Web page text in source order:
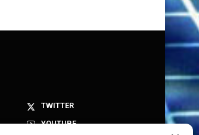
TWITTER
YOUTUBE